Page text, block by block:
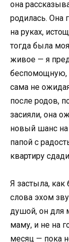
она
родилась. Она
на руках,
тогда была
живое — я
беспомощную,
сама не
после родов,
засияли, она
новый шанс на
папой с
квартиру
Я застыла, как
слова эхом
душой, он для
маму, и не на
месяц — пока